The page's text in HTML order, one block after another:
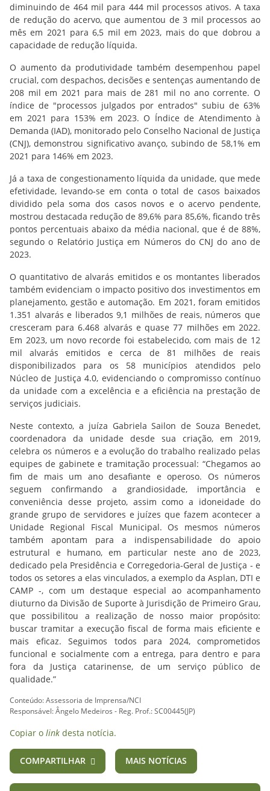
diminuindo de 464 mil para 444 mil processos ativos. A taxa
de redução do acervo, que aumentou de 3 mil processos ao
mês em 2021 para 6,5 mil em 2023, mais do que dobrou a
capacidade de redução líquida.
O aumento da produtividade também desempenhou papel
crucial, com despachos, decisões e sentenças aumentando de
208 mil em 2021 para mais de 281 mil no ano corrente. O
índice de "processos julgados por entrados" subiu de 63%
em 2021 para 153% em 2023. O Índice de Atendimento à
Demanda (IAD), monitorado pelo Conselho Nacional de Justiça
(CNJ), demonstrou significativo avanço, subindo de 58,1% em
2021 para 146% em 2023.
Já a taxa de congestionamento líquida da unidade, que mede
efetividade, levando-se em conta o total de casos baixados
dividido pela soma dos casos novos e o acervo pendente,
mostrou destacada redução de 89,6% para 85,6%, ficando três
pontos percentuais abaixo da média nacional, que é de 88%,
segundo o Relatório Justiça em Números do CNJ do ano de
2023.
O quantitativo de alvarás emitidos e os montantes liberados
também evidenciam o impacto positivo dos investimentos em
planejamento, gestão e automação. Em 2021, foram emitidos
1.351 alvarás e liberados 9,1 milhões de reais, números que
cresceram para 6.468 alvarás e quase 77 milhões em 2022.
Em 2023, um novo recorde foi estabelecido, com mais de 12
mil alvarás emitidos e cerca de 81 milhões de reais
disponibilizados para os 58 municípios atendidos pelo
Núcleo de Justiça 4.0, evidenciando o compromisso contínuo
da unidade com a excelência e a eficiência na prestação de
serviços judiciais.
Neste contexto, a juíza Gabriela Sailon de Souza Benedet,
coordenadora da unidade desde sua criação, em 2019,
celebra os números e a evolução do trabalho realizado pelas
equipes de gabinete e tramitação processual: “Chegamos ao
fim de mais um ano desafiante e operoso. Os números
seguem confirmando a grandiosidade, importância e
conveniência desse projeto, assim como a idoneidade do
grande grupo de servidores e juízes que fazem acontecer a
Unidade Regional Fiscal Municipal. Os mesmos números
também apontam para a indispensabilidade do apoio
estrutural e humano, em particular neste ano de 2023,
dedicado pela Presidência e Corregedoria-Geral de Justiça - e
todos os setores a elas vinculados, a exemplo da Asplan, DTI e
CAMP -, com um destaque especial ao acompanhamento
diuturno da Divisão de Suporte à Jurisdição de Primeiro Grau,
que possibilitou a realização de nosso maior propósito:
buscar tramitar a execução fiscal de forma mais eficiente e
mais eficaz. Seguimos todos para 2024, comprometidos
funcional e socialmente com a entrega, para dentro e para
fora da Justiça catarinense, de um serviço público de
qualidade.”
Conteúdo: Assessoria de Imprensa/NCI
Responsável: Ângelo Medeiros - Reg. Prof.: SC00445(JP)
Copiar o link desta notícia.
COMPARTILHAR MAIS NOTÍCIAS